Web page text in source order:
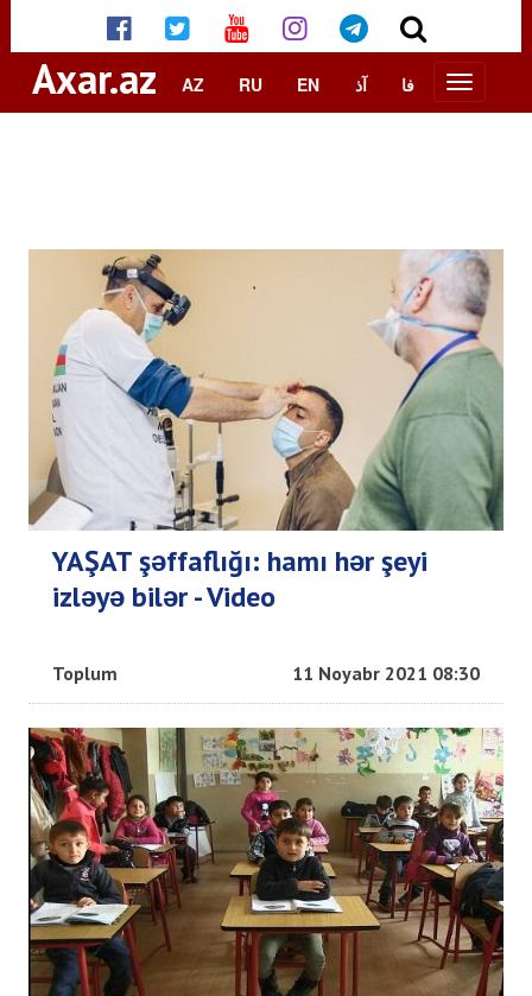
Axar.az AZ RU EN آذ فا
YAŞAT şəffaflığı: hamı hər şeyi
izləyə bilər - Video
Toplum 11 Noyabr 2021 08:30